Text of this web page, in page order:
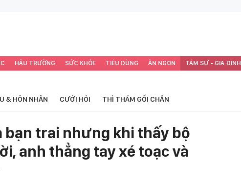
HẬU TRƯỜNG SỨC KHỎE TIÊU DÙNG ĂN NGON TÂM SỰ - GIA ĐÌNH
& HÔN NHÂN CƯỚI HỎI THÌ THẦM GỐI CHĂN
bạn trai nhưng khi thấy bộ
anh thẳng tay xé toạc và